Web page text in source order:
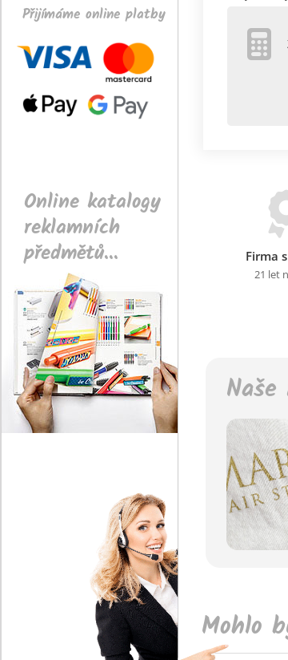
Přijímáme online platby
Online katalogy
reklamních
předmětů...
Firma
21 let
Mohlo